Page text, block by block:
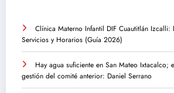
Clínica Materno Infantil DIF Cuautitlán Izcalli:
Servicios y Horarios (Guía 2026)
Hay agua suficiente en San Mateo Ixtacalco;
gestión del comité anterior: Daniel Serrano